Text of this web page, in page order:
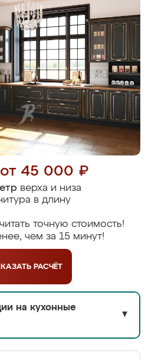
45 000 ₽
верха и низа
в длину
точную стоимость!
чем за 15 минут!
РАСЧЁТ
на кухонные
▼